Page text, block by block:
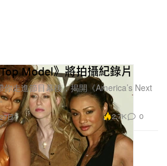
Model》將拍攝紀錄片
走進節目幕後，揭開《America’s Next
日 2.7K 0